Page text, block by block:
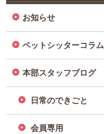
お知らせ
ペットシッターコラム
本部スタッフブログ
日常のできごと
会員専用